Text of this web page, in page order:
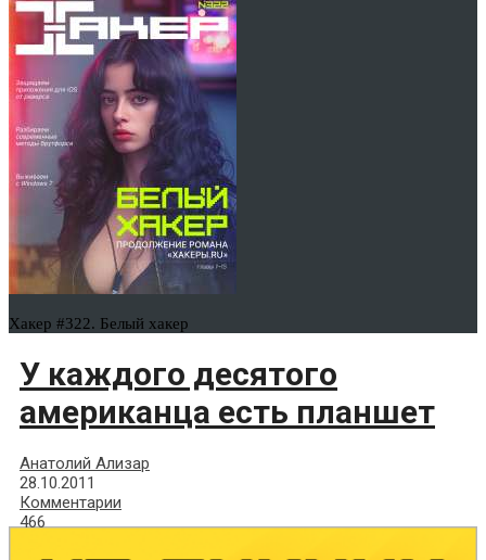
Хакер #322. Белый хакер
У каждого десятого
американца есть планшет
Анатолий Ализар
28.10.2011
Комментарии
466